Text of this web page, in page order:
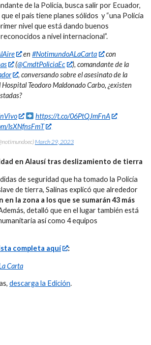
de la Policía, busca salir por Ecuador,
el país tiene planes sólidos y “una Policía
nivel que está dando buenos
a nivel internacional”.
en#NotimundoALaCarta
con
(@CmdtPoliciaEc
), comandante de la
, conversando sobre el asesinato de la
Teodoro Maldonado Carbo, ¿existen
https://t.co/06PtQJmFnA
lsXNfnsFmT
March 29, 2023
en Alausí tras deslizamiento de tierra
de seguridad que ha tomado la Policía
de tierra, Salinas explicó que alrededor
en la zona a los que se sumarán 43 más
detalló que en el lugar también está
así como 4 equipos
completa aquí :
Carta
descarga la Edición.